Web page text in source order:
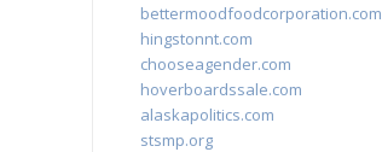
bettermoodfoodcorporation.com
hingstonnt.com
chooseagender.com
hoverboardssale.com
alaskapolitics.com
stsmp.org